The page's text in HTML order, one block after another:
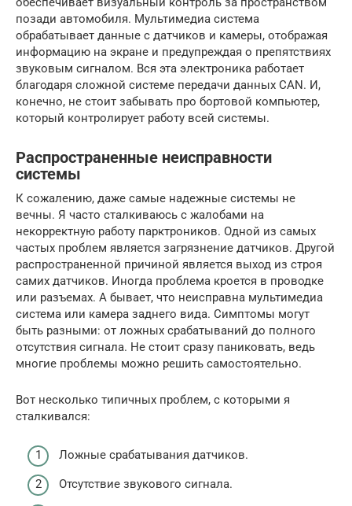
позади автомобиля. Мультимедиа система
обрабатывает данные с датчиков и камеры, отображая
информацию на экране и предупреждая о препятствиях
звуковым сигналом. Вся эта электроника работает
благодаря сложной системе передачи данных CAN. И,
конечно, не стоит забывать про бортовой компьютер,
который контролирует работу всей системы.
Распространенные неисправности
системы
К сожалению, даже самые надежные системы не
вечны. Я часто сталкиваюсь с жалобами на
некорректную работу парктроников. Одной из самых
частых проблем является загрязнение датчиков. Другой
распространенной причиной является выход из строя
самих датчиков. Иногда проблема кроется в проводке
или разъемах. А бывает, что неисправна мультимедиа
система или камера заднего вида. Симптомы могут
быть разными: от ложных срабатываний до полного
отсутствия сигнала. Не стоит сразу паниковать, ведь
многие проблемы можно решить самостоятельно.
Вот несколько типичных проблем, с которыми я
сталкивался:
Ложные срабатывания датчиков.
Отсутствие звукового сигнала.